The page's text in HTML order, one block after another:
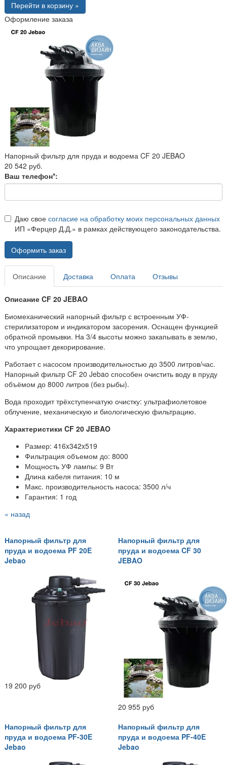
Перейти в корзину »
Оформление заказа
Напорный фильтр для пруда и водоема CF 20 JEBAO
20 542 руб.
Ваш телефон*:
Даю свое согласие на обработку моих персональных данных
ИП «Ферцер Д.Д.» в рамках действующего законодательства.
Оформить заказ
Описание Доставка Оплата Отзывы
Описание CF 20 JEBAO
Биомеханический напорный фильтр с встроенным УФ-
стерилизатором и индикатором засорения. Оснащен функцией
обратной промывки. На 3/4 высоты можно закапывать в землю,
что упрощает декорирование.
Работает с насосом производительностью до 3500 литров/час.
Напорный фильтр CF 20 Jebao способен очистить воду в пруду
объёмом до 8000 литров (без рыбы).
Вода проходит трёхступенчатую очистку: ультрафиолетовое
облучение, механическую и биологическую фильтрацию.
Характеристики CF 20 JEBAO
Размер: 416x342x519
Фильтрация объемом до: 8000
Мощность УФ лампы: 9 Вт
Длина кабеля питания: 10 м
Макс. производительность насоса: 3500 л/ч
Гарантия: 1 год
« назад
Напорный фильтр для
пруда и водоема PF 20E
Jebao
19 200 руб
Напорный фильтр для
пруда и водоема CF 30
JEBAO
20 955 руб
Напорный фильтр для
пруда и водоема PF-30E
Jebao
Напорный фильтр для
пруда и водоема PF-40E
Jebao